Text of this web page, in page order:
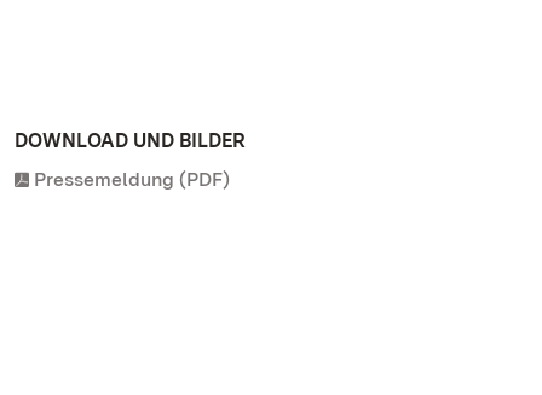
DOWNLOAD UND BILDER
Pressemeldung (PDF)